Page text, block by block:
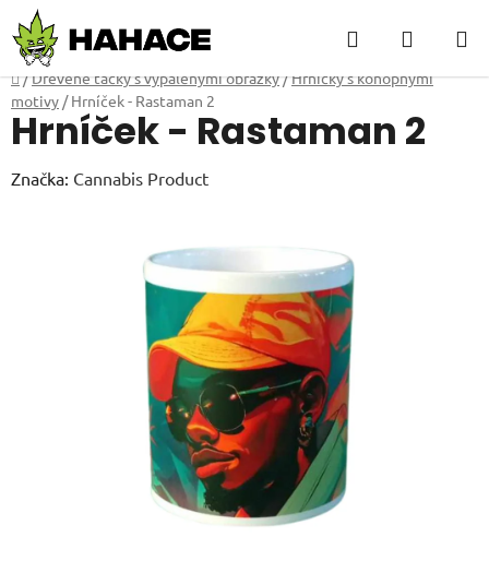
Přejít
na
obsah
Hledat
KOŠÍK
Domů
/Dřevěné tácky s vypálenými obrázky/Hrníčky s konopnými
motivy / Hrníček - Rastaman 2
Hrníček - Rastaman 2
Značka: Cannabis Product